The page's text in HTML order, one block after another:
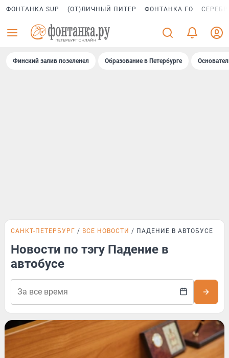
ФОНТАНКА SUP (ОТ)ЛИЧНЫЙ ПИТЕР ФОНТАНКА ГО
Финский залив позеленел Образование в Петербурге
САНКТ-ПЕТЕРБУРГ ВСЕ НОВОСТИ ПАДЕНИЕ В АВТОБУСЕ
Новости по тэгу Падение в
автобусе